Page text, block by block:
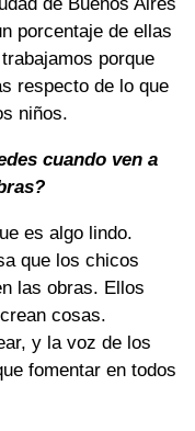
de Buenos Aires
porcentaje de ellas
porque
respecto de lo que
niños.
cuando ven a
es algo lindo.
que los chicos
las obras. Ellos
cosas.
y la voz de los
fomentar en todos